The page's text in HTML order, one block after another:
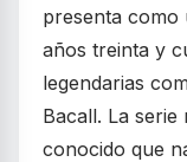
presenta como
años treinta y
legendarias
Bacall. La
conocido que